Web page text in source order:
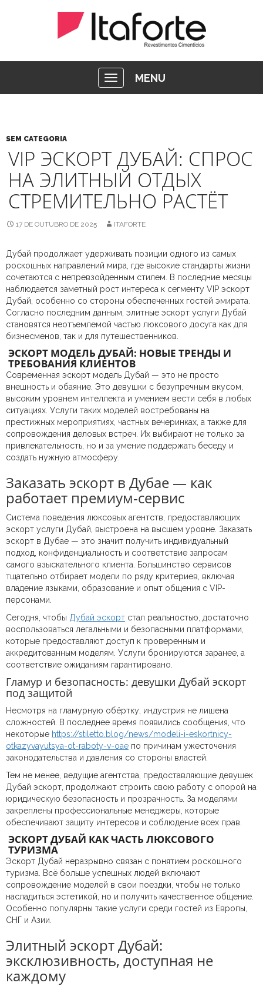
MENU
SEM CATEGORIA
VIP ЭСКОРТ ДУБАЙ: СПРОС
НА ЭЛИТНЫЙ ОТДЫХ
СТРЕМИТЕЛЬНО РАСТЁТ
17 DE OUTUBRO DE 2025 ITAFORTE
Дубай продолжает удерживать позиции одного из самых
роскошных направлений мира, где высокие стандарты жизни
сочетаются с непревзойденным стилем. В последние месяцы
наблюдается заметный рост интереса к сегменту VIP эскорт
Дубай, особенно со стороны обеспеченных гостей эмирата.
Согласно последним данным, элитные эскорт услуги Дубай
становятся неотъемлемой частью люксового досуга как для
бизнесменов, так и для путешественников.
ЭСКОРТ МОДЕЛЬ ДУБАЙ: НОВЫЕ ТРЕНДЫ И
ТРЕБОВАНИЯ КЛИЕНТОВ
Современная эскорт модель Дубай — это не просто
внешность и обаяние. Это девушки с безупречным вкусом,
высоким уровнем интеллекта и умением вести себя в любых
ситуациях. Услуги таких моделей востребованы на
престижных мероприятиях, частных вечеринках, а также для
сопровождения деловых встреч. Их выбирают не только за
привлекательность, но и за умение поддержать беседу и
создать нужную атмосферу.
Заказать эскорт в Дубае — как
работает премиум-сервис
Система поведения люксовых агентств, предоставляющих
эскорт услуги Дубай, выстроена на высшем уровне. Заказать
эскорт в Дубае — это значит получить индивидуальный
подход, конфиденциальность и соответствие запросам
самого взыскательного клиента. Большинство сервисов
тщательно отбирает модели по ряду критериев, включая
владение языками, образование и опыт общения с VIP-
персонами.
Сегодня, чтобы Дубай эскорт стал реальностью, достаточно
воспользоваться легальными и безопасными платформами,
которые предоставляют доступ к проверенным и
аккредитованным моделям. Услуги бронируются заранее, а
соответствие ожиданиям гарантировано.
Гламур и безопасность: девушки Дубай эскорт
под защитой
Несмотря на гламурную обёртку, индустрия не лишена
сложностей. В последнее время появились сообщения, что
некоторые https://stiletto.blog/news/modeli-i-eskortnicy-
otkazyvayutsya-ot-raboty-v-oae по причинам ужесточения
законодательства и давления со стороны властей.
Тем не менее, ведущие агентства, предоставляющие девушек
Дубай эскорт, продолжают строить свою работу с опорой на
юридическую безопасность и прозрачность. За моделями
закреплены профессиональные менеджеры, которые
обеспечивают защиту интересов и соблюдение всех прав.
ЭСКОРТ ДУБАЙ КАК ЧАСТЬ ЛЮКСОВОГО
ТУРИЗМА
Эскорт Дубай неразрывно связан с понятием роскошного
туризма. Всё больше успешных людей включают
сопровождение моделей в свои поездки, чтобы не только
насладиться эстетикой, но и получить качественное общение.
Особенно популярны такие услуги среди гостей из Европы,
СНГ и Азии.
Элитный эскорт Дубай:
эксклюзивность, доступная не
каждому